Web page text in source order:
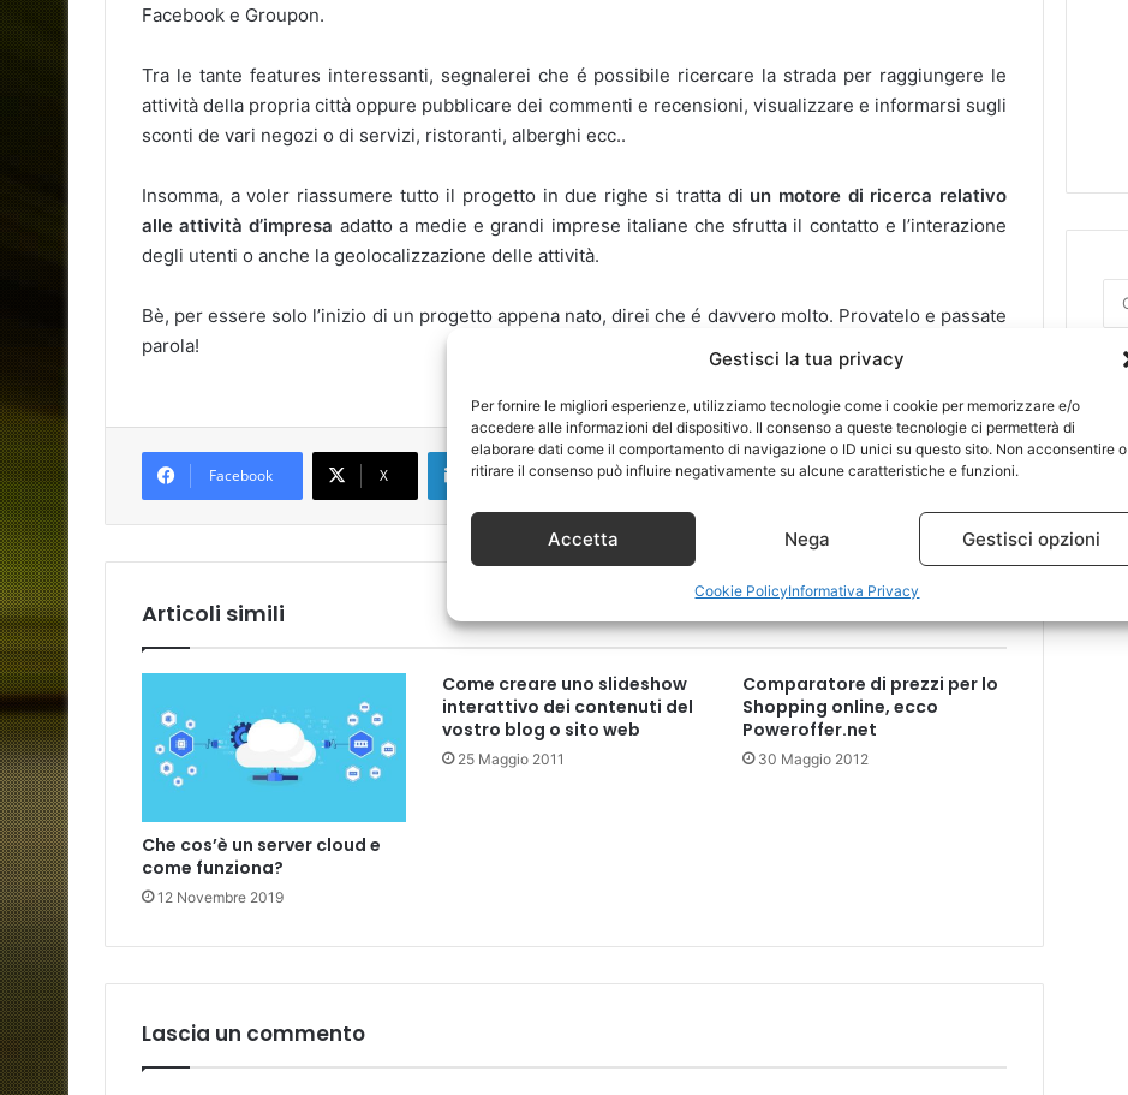
Gestisci la tua privacy
Per fornire le migliori esperienze, utilizziamo tecnologie come i cookie per memorizzare e/o
accedere alle informazioni del dispositivo. Il consenso a queste tecnologie ci permetterà di
elaborare dati come il comportamento di navigazione o ID unici su questo sito. Non acconsentire o
ritirare il consenso può influire negativamente su alcune caratteristiche e funzioni.
Accetta Nega Gestisci opzioni
Cookie PolicyInformativa Privacy
Facebook e Groupon.
Tra le tante features interessanti, segnalerei che é possibile ricercare la strada per raggiungere le
attività della propria città oppure pubblicare dei commenti e recensioni, visualizzare e informarsi sugli
sconti de vari negozi o di servizi, ristoranti, alberghi ecc..
Insomma, a voler riassumere tutto il progetto in due righe si tratta di un motore di ricerca relativo
alle attività d’impresa adatto a medie e grandi imprese italiane che sfrutta il contatto e l’interazione
degli utenti o anche la geolocalizzazione delle attività.
Bè, per essere solo l’inizio di un progetto appena nato, direi che é davvero molto. Provatelo e passate
parola!
Facebook X
LinkedInPinterestReddit
Articoli simili
Che cos’è un server cloud e
come funziona?
12 Novembre 2019
Come creare uno slideshow
interattivo dei contenuti del
vostro blog o sito web
25 Maggio 2011
Comparatore di prezzi per lo
Shopping online, ecco
Poweroffer.net
30 Maggio 2012
Lascia un commento